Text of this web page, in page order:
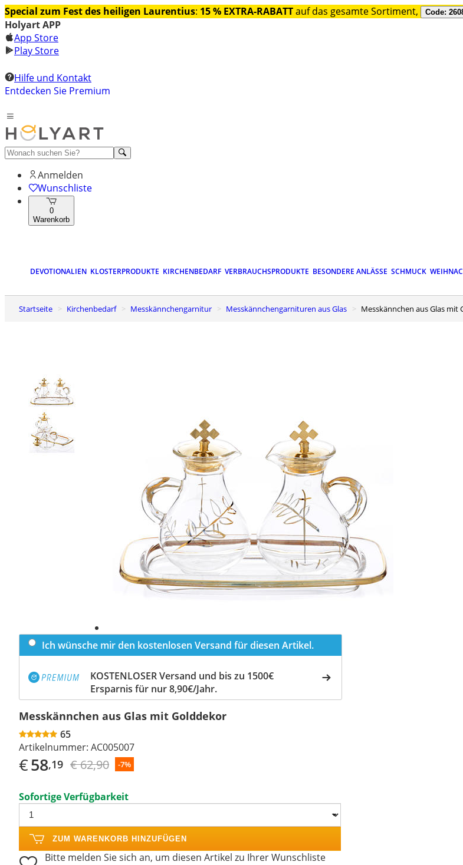
Special zum Fest des heiligen Laurentius: 15 % EXTRA-RABATTauf das gesamte Sortiment, Code:
Holyart APP
App Store
Play Store
Hilfe und Kontakt
Entdecken Sie Premium
Anmelden
Wunschliste
0
Warenkorb
DEVOTIONALIEN KLOSTERPRODUKTE KIRCHENBEDARF VERBRAUCHSPRODUKTE BESONDERE ANLÄSSE SCHMUCK
Startseite Kirchenbedarf Messkännchengarnitur Messkännchengarnituren aus Glas Messkännchen aus Glas
Ich wünsche mir den kostenlosen Versand für diesen Artikel.
KOSTENLOSER Versand und bis zu 1500€
Ersparnis für nur 8,90€/Jahr.
Messkännchen aus Glas mit Golddekor
65
Artikelnummer: AC005007
€58,19 € 62,90 -7%
Sofortige Verfügbarkeit
ZUM WARENKORB HINZUFÜGEN
Bitte melden Sie sich an, um diesen Artikel zu Ihrer Wunschliste